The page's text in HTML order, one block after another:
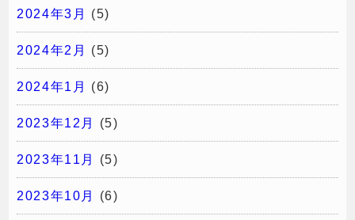
2024年3月 (5)
2024年2月 (5)
2024年1月 (6)
2023年12月 (5)
2023年11月 (5)
2023年10月 (6)